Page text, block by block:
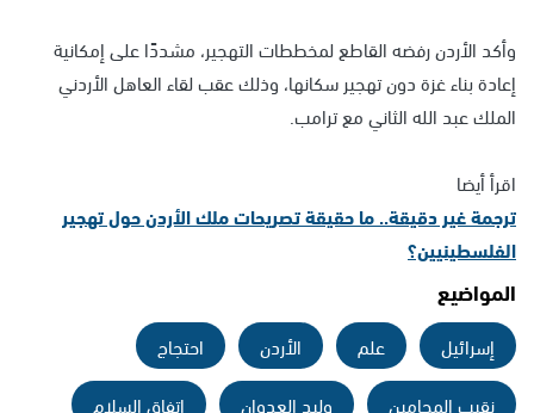
وأكد الأردن رفضه القاطع لمخططات التهجير، مشددًا على إمكانية
إعادة بناء غزة دون تهجير سكانها، وذلك عقب لقاء العاهل الأردني
الملك عبد الله الثاني مع ترامب.
اقرأ أيضا
ترجمة غير دقيقة.. ما حقيقة تصريحات ملك الأردن حول تهجير
الفلسطينيين؟
المواضيع
إسرائيل علم الأردن
احتجاج
نقيب المحامين
وليد العدوان
اتفاق السلام